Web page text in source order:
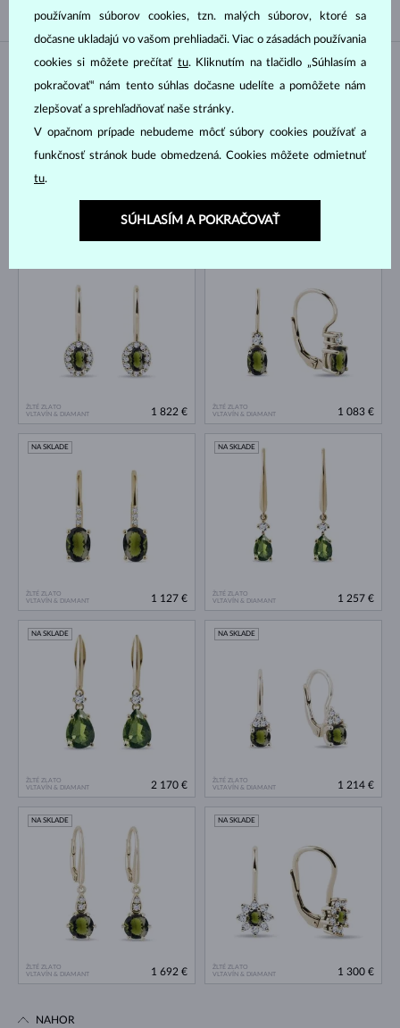
1 300 €
ŽLTÉ ZLATO
ŽLTÉ ZLATO
VLTAVÍN & DIAMANT
1 822 €
ŽLTÉ ZLATO
VLTAVÍN & DIAMANT
1 083 €
ŽLTÉ ZLATO
VLTAVÍN & DIAMANT
NA SKLADE
1 127 €
ŽLTÉ ZLATO
VLTAVÍN & DIAMANT
NA SKLADE
1 257 €
ŽLTÉ ZLATO
VLTAVÍN & DIAMANT
NA SKLADE
2 170 €
ŽLTÉ ZLATO
VLTAVÍN & DIAMANT
NA SKLADE
1 214 €
ŽLTÉ ZLATO
VLTAVÍN & DIAMANT
NA SKLADE
1 692 €
ŽLTÉ ZLATO
VLTAVÍN & DIAMANT
NA SKLADE
1 300 €
NAHOR
používaním súborov cookies, tzn. malých súborov, ktoré sa
dočasne ukladajú vo vašom prehliadači. Viac o zásadách používania
cookies si môžete prečítať tu. Kliknutím na tlačidlo „Súhlasím a
pokračovať“ nám tento súhlas dočasne udelíte a pomôžete nám
zlepšovať a sprehľadňovať naše stránky.
V opačnom prípade nebudeme môcť súbory cookies používať a
funkčnosť stránok bude obmedzená. Cookies môžete odmietnuť
tu.
SÚHLASÍM A POKRAČOVAŤ